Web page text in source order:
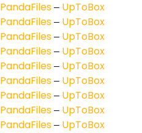
PandaFiles– UpToBox
PandaFiles– UpToBox
PandaFiles– UpToBox
PandaFiles– UpToBox
PandaFiles– UpToBox
PandaFiles– UpToBox
PandaFiles– UpToBox
PandaFiles– UpToBox
PandaFiles– UpToBox